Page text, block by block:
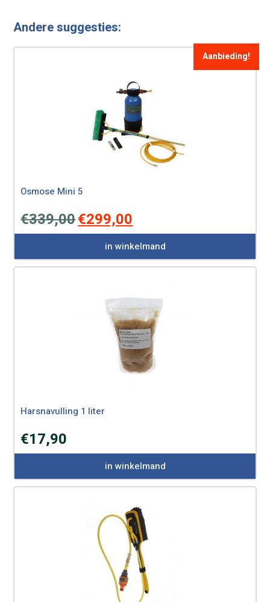
Andere suggesties:
Aanbieding!
Osmose Mini 5
€339,00Oorspronkelijke
prijs
€339,00.
€299,00prijs
is:
€299,00.
in winkelmand
Harsnavulling 1 liter
€17,90
in winkelmand